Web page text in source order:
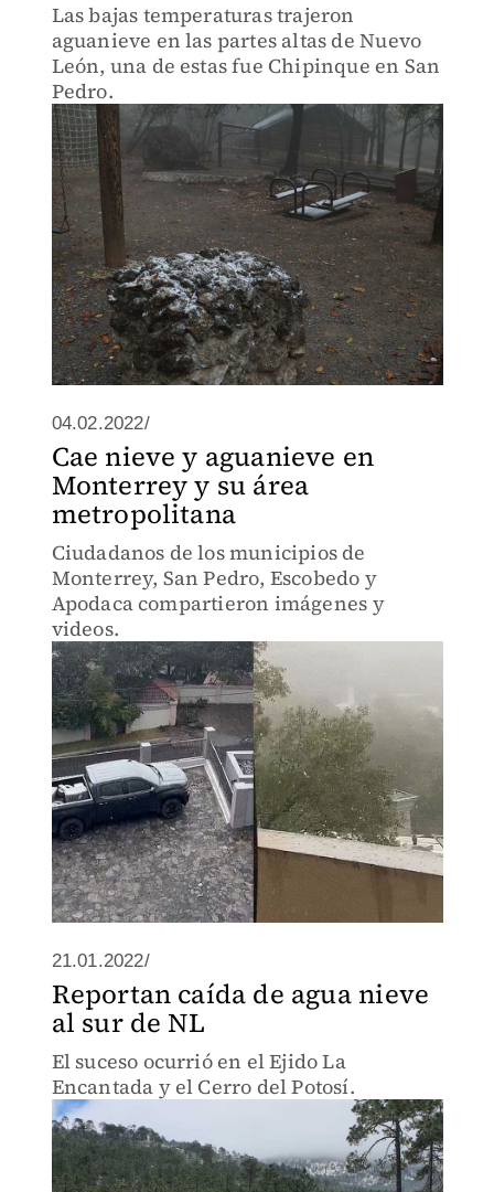
Las bajas temperaturas trajeron
aguanieve en las partes altas de Nuevo
León, una de estas fue Chipinque en San
Pedro.
04.02.2022/
Cae nieve y aguanieve en
Monterrey y su área
metropolitana
Ciudadanos de los municipios de
Monterrey, San Pedro, Escobedo y
Apodaca compartieron imágenes y
videos.
21.01.2022/
Reportan caída de agua nieve
al sur de NL
El suceso ocurrió en el Ejido La
Encantada y el Cerro del Potosí.